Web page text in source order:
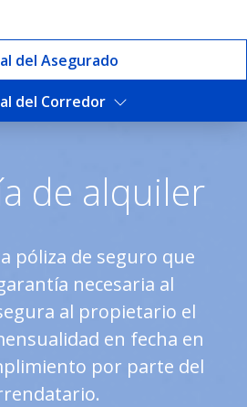
del Asegurado
del Corredor
Alquiler | Porto
de alquiler
póliza de seguro que
necesaria al
al propietario el
en fecha en
por parte del